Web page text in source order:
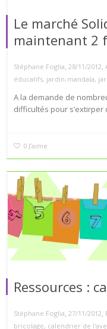
Le marché
maintenant 2
Stéphane Foglia, 28/11/2012,
éducatifs, jardin-mandala,
A la demande de
difficultés pour s’extirper
0 J’aime
Ressources :
Stéphane Foglia, 27/11/2012,
bricolage, calendrier de